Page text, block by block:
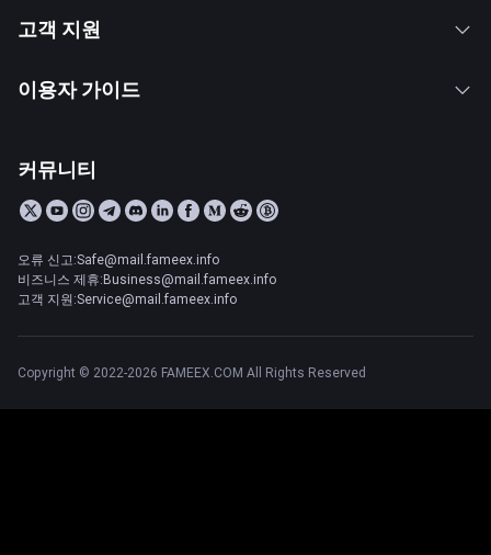
고객 지원
이용자 가이드
커뮤니티
오류 신고:Safe@mail.fameex.info
비즈니스 제휴:Business@mail.fameex.info
고객 지원:Service@mail.fameex.info
Copyright © 2022-2026 FAMEEX.COM All Rights Reserved